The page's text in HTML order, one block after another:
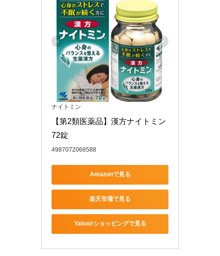
ナイトミン
【第2類医薬品】漢方ナイトミン
72錠
4987072068588
Amazonで見る
楽天市場で見る
Yahoo!ショッピングで見る